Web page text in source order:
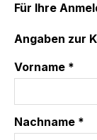
Für Ihre
Angaben zur
Vorname *
Nachname *